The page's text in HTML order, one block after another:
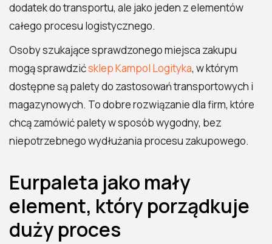
dodatek do transportu, ale jako jeden z elementów
całego procesu logistycznego.
Osoby szukające sprawdzonego miejsca zakupu
mogą sprawdzićsklep Kampol Logityka, w którym
dostępne są palety do zastosowań transportowych i
magazynowych. To dobre rozwiązanie dla firm, które
chcą zamówić palety w sposób wygodny, bez
niepotrzebnego wydłużania procesu zakupowego.
Eurpaleta jako mały
element, który porządkuje
duży proces